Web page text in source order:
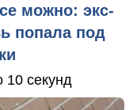
можно: экс-
попала под
10 секунд